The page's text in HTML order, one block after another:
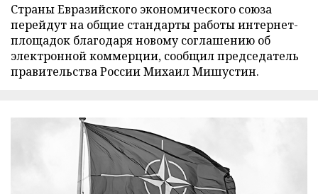
Страны Евразийского экономического союза
перейдут на общие стандарты работы интернет-
площадок благодаря новому соглашению об
электронной коммерции, сообщил председатель
правительства России Михаил Мишустин.